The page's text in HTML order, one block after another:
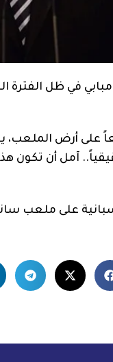
في ظل الفترة
على أرض الملعب،
آمل أن تكون
أمام خيتافي بالجولة الـ15 من “الليغا”